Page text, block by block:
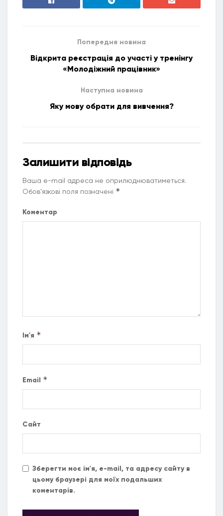
Попередня новина
Відкрита реєстрація до участі у тренінгу
«Молодіжний працівник»
Наступна новина
Яку мову обрати для вивчення?
Залишити відповідь
Ваша e-mail адреса не оприлюднюватиметься.
Обов’язкові поля позначені *
Коментар
Ім'я *
Email *
Сайт
Зберегти моє ім'я, e-mail, та адресу сайту в
цьому браузері для моїх подальших
коментарів.